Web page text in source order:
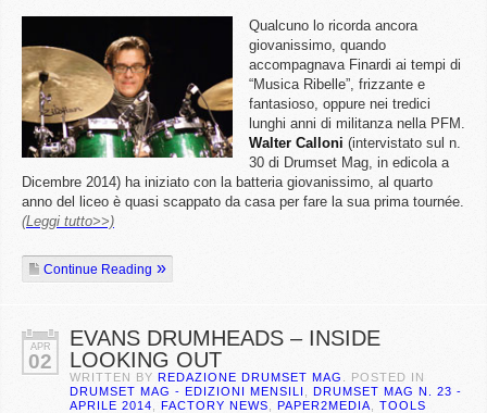
Qualcuno lo ricorda ancora
giovanissimo, quando
accompagnava Finardi ai tempi di
“Musica Ribelle”, frizzante e
fantasioso, oppure nei tredici
lunghi anni di militanza nella PFM.
Walter Calloni (intervistato sul n.
30 di Drumset Mag, in edicola a
Dicembre 2014) ha iniziato con la batteria giovanissimo, al quarto
anno del liceo è quasi scappato da casa per fare la sua prima tournée.
(Leggi tutto>>)
Continue Reading
APR
02
EVANS DRUMHEADS – INSIDE
LOOKING OUT
WRITTEN BY REDAZIONE DRUMSET MAG
. POSTED IN
DRUMSET MAG - EDIZIONI MENSILI
DRUMSET MAG N. 23 -
APRILE 2014
FACTORY NEWS PAPER2MEDIA TOOLS